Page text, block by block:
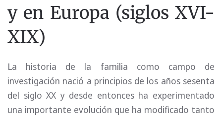
y en Europa (siglos XVI-
XIX)
La historia de la familia como campo de
investigación nació a principios de los años sesenta
del siglo XX y desde entonces ha experimentado
una importante evolución que ha modificado tanto